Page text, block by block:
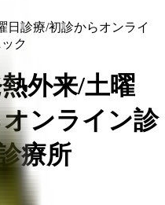
日診療/初診からオンライ
ク
外来/土曜
ンライン診
療所